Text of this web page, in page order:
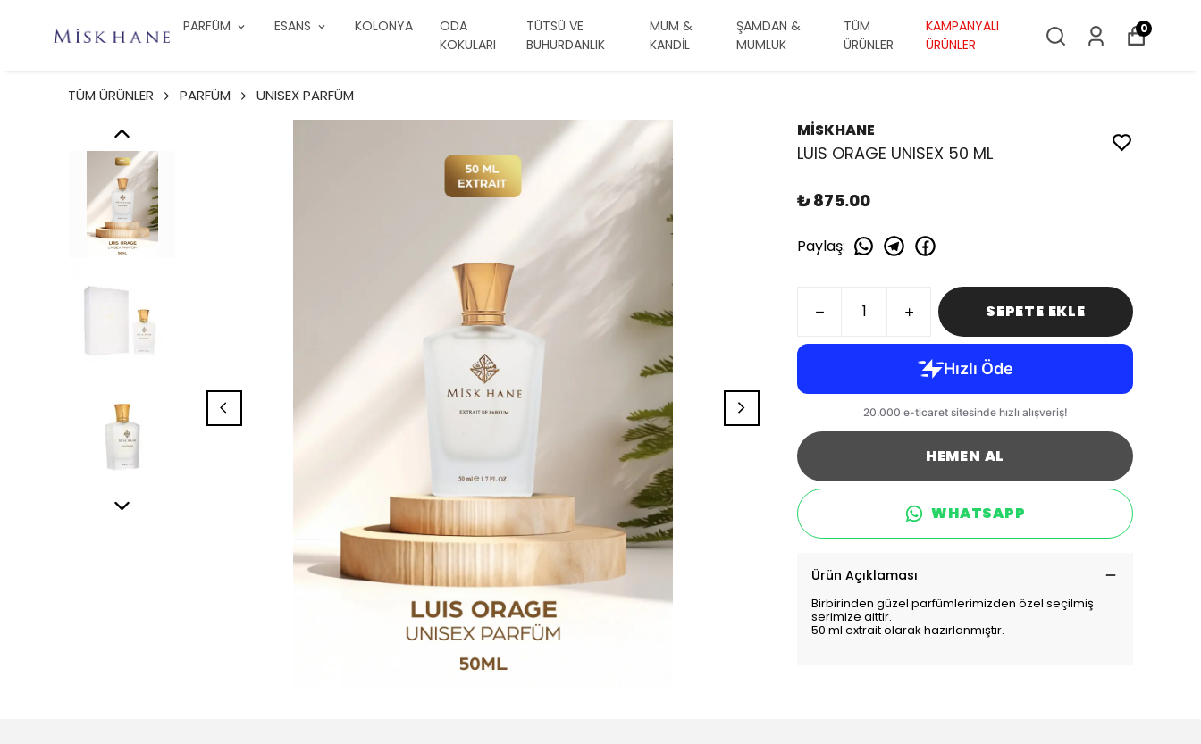
PARFÜM ESANS KOLONYA
ODA
KOKULARI
TÜTSÜ VE
BUHURDANLIK
MUM &
KANDİL
ŞAMDAN &
MUMLUK
TÜM
ÜRÜNLER
KAMPANYALI
ÜRÜNLER
0
TÜM ÜRÜNLER PARFÜM UNISEX PARFÜM
MİSKHANE
LUIS ORAGE UNISEX 50 ML
₺ 875.00
Paylaş:
SEPETE EKLE
HEMEN AL
WHATSAPP
Ürün Açıklaması
Birbirinden güzel parfümlerimizden özel seçilmiş
serimize aittir.
50 ml extrait olarak hazırlanmıştır.